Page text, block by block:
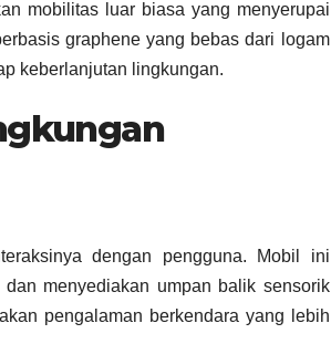
mobilitas luar biasa yang menyerupai
graphene yang bebas dari logam
keberlanjutan lingkungan.
dengan pengguna. Mobil ini
menyediakan umpan balik sensorik
pengalaman berkendara yang lebih